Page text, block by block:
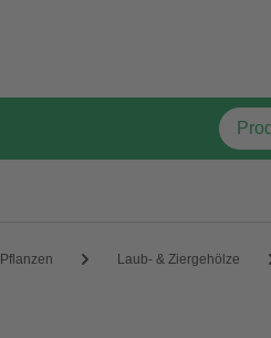
Pflanzen Laub- & Ziergehölze